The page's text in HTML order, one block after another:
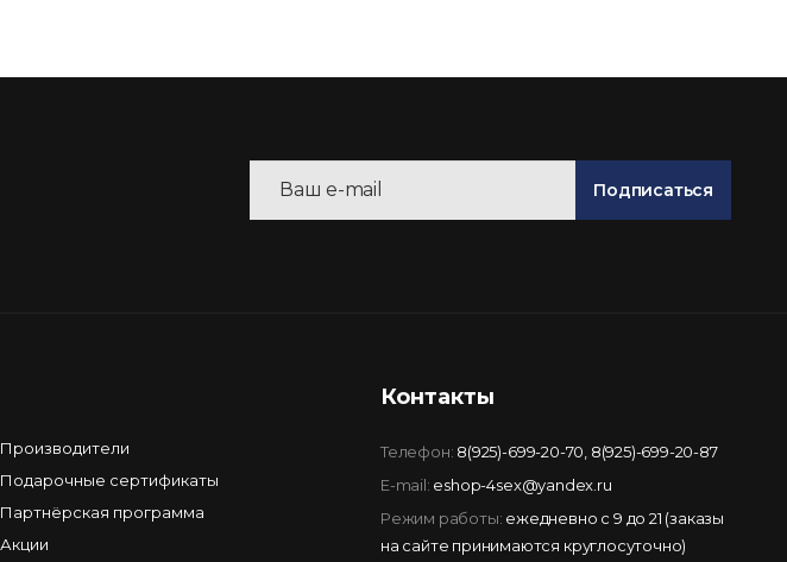
Подписаться
Производители
Подарочные сертификаты
Партнёрская программа
Акции
Контакты
Телефон: 8(925)-699-20-70 8(925)-699-20-87
E-mail: eshop-4sex@yandex.ru
Режим работы: ежедневно с 9 до 21 (заказы
на сайте принимаются круглосуточно)